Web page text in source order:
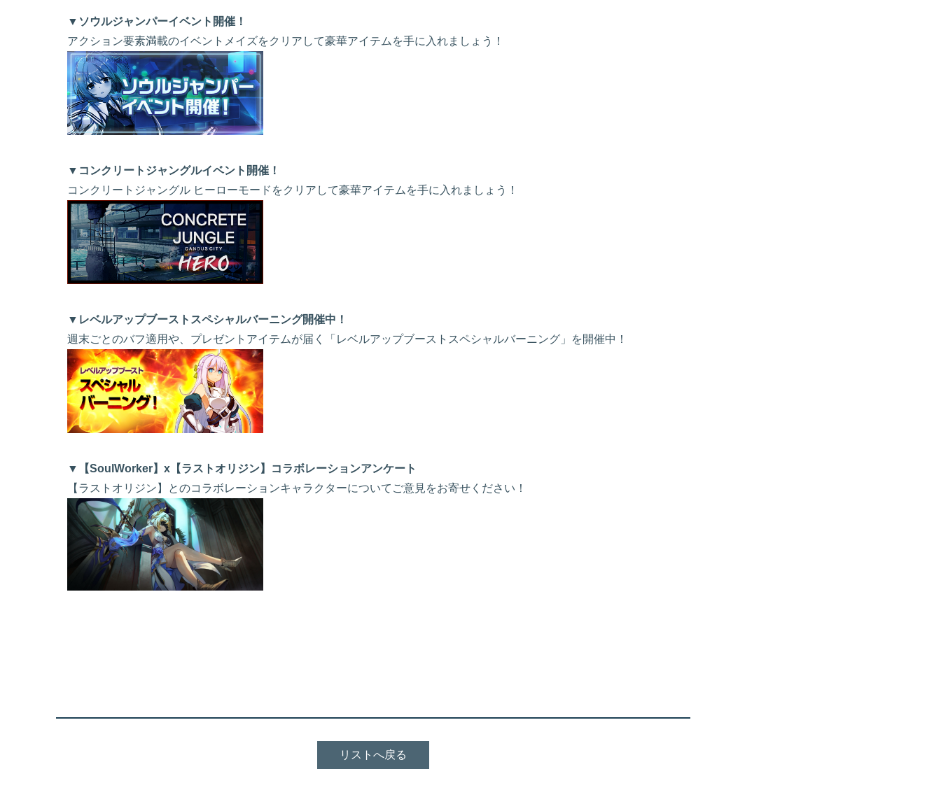
▼ソウルジャンパーイベント開催！
アクション要素満載のイベントメイズをクリアして豪華アイテムを手に入れましょう！
▼コンクリートジャングルイベント開催！
コンクリートジャングル ヒーローモードをクリアして豪華アイテムを手に入れましょう！
▼レベルアップブーストスペシャルバーニング開催中！
週末ごとのバフ適用や、プレゼントアイテムが届く「レベルアップブーストスペシャルバーニング」を開催中！
▼【SoulWorker】x【ラストオリジン】コラボレーションアンケート
【ラストオリジン】とのコラボレーションキャラクターについてご意見をお寄せください！
リストへ戻る